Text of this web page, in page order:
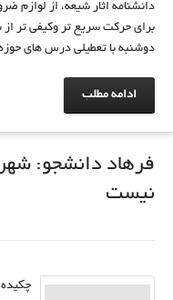
دانشنامه اثار شیعه، از لوازم
برای حرکت سریع تر وکیفی تر
دوشنبه با تعطیلی درس های
ادامه مطلب
فرهاد دانشجو:
نیست